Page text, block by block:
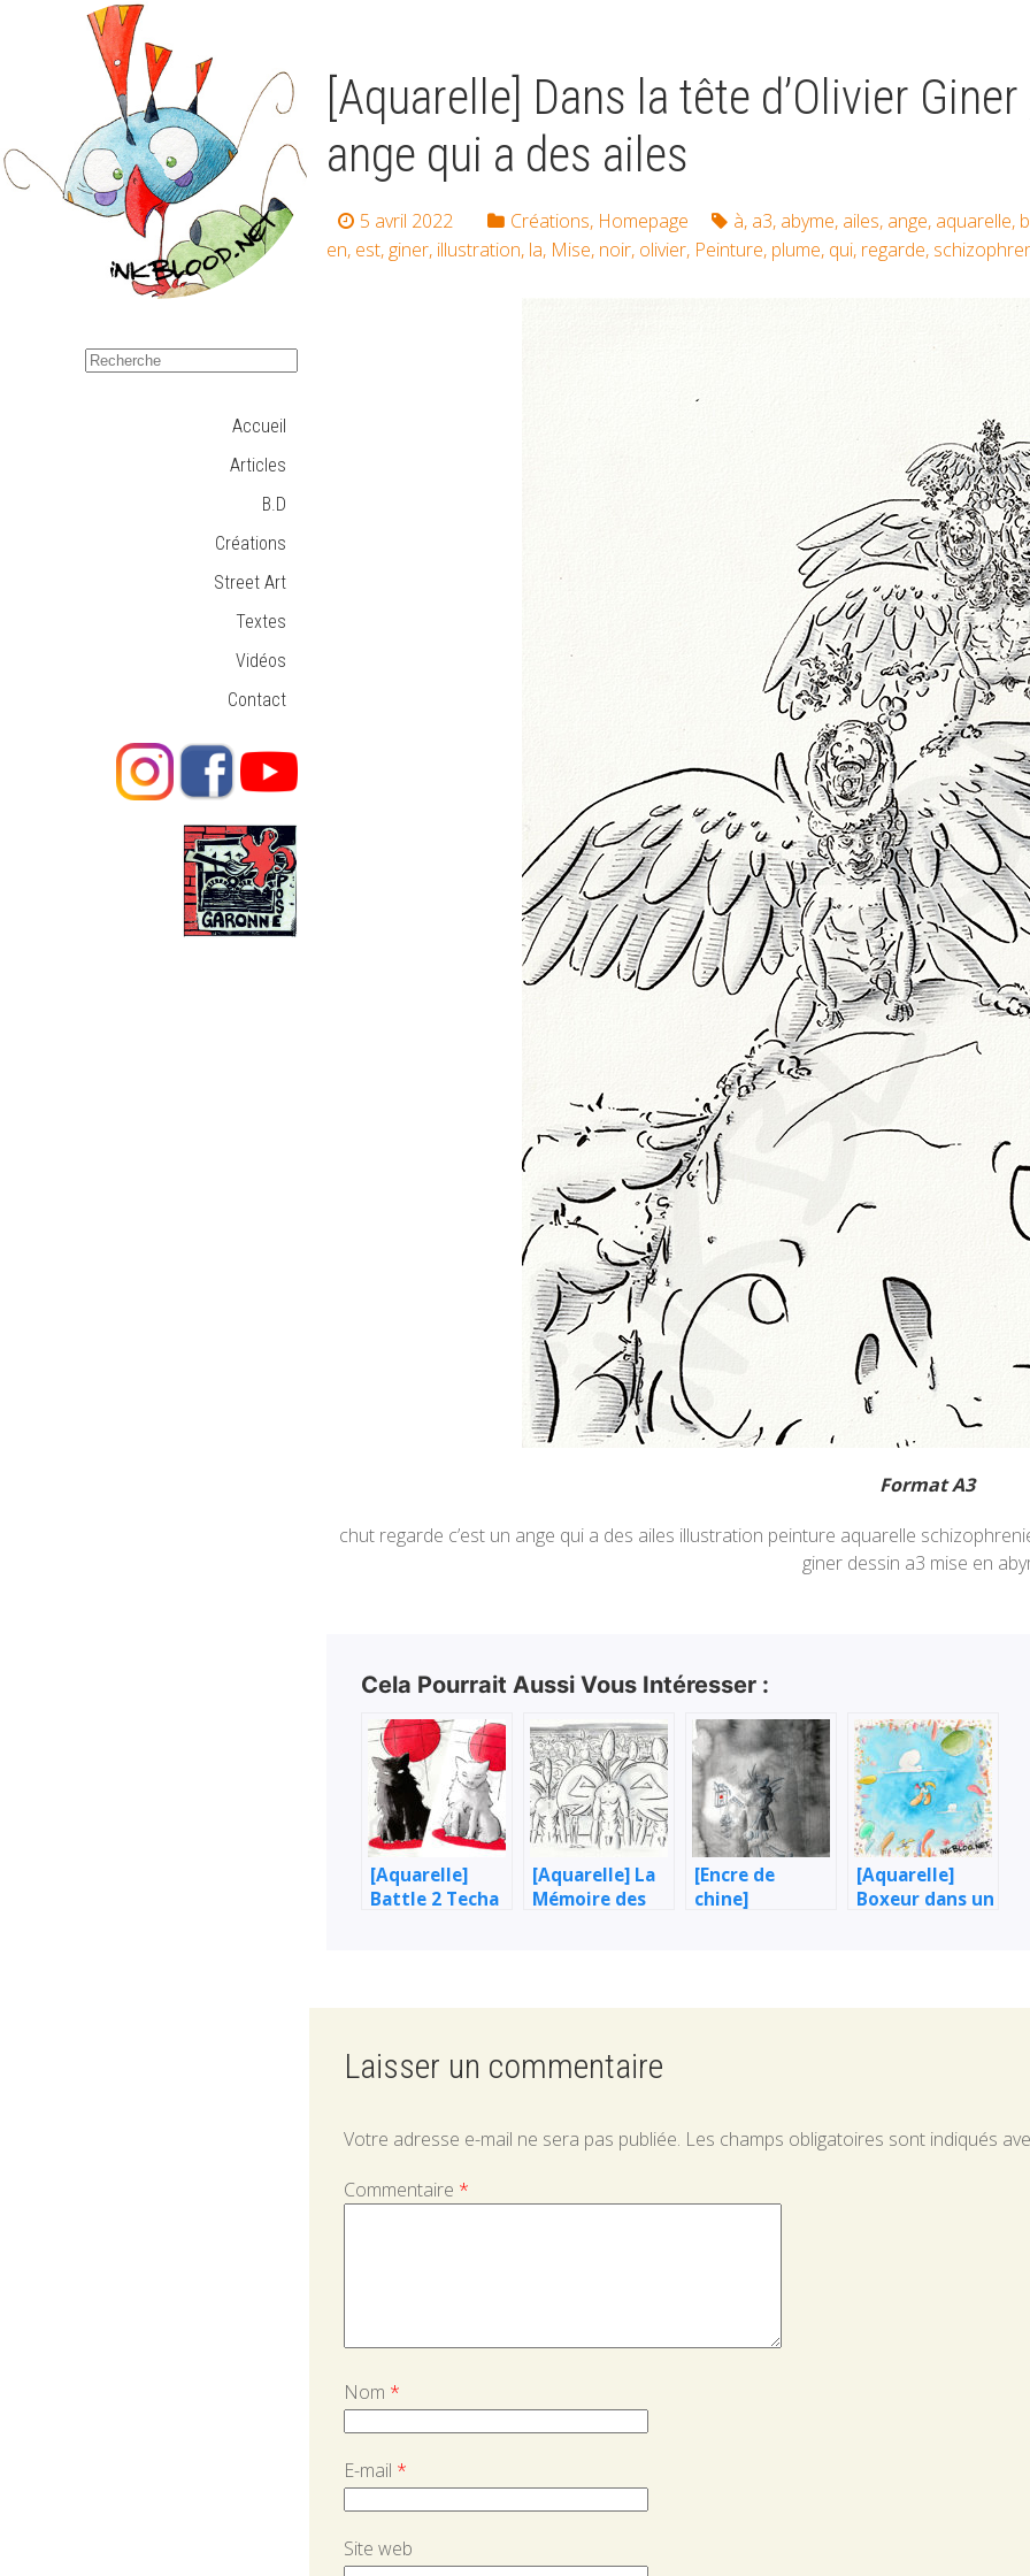
Accueil
Articles
B.D
Créations
Street Art
Textes
Vidéos
Contact
[Aquarelle] Dans la tête d’Olivier
ange qui a des ailes
5 avril 2022 Créations, Homepage à, a3, abyme, ailes, ange, aquarelle,
en, est, giner, illustration, la, Mise, noir, olivier, Peinture, plume, qui, regarde,
Format A3
chut regarde c’est un ange qui a des ailes illustration peinture aquarelle
giner dessin a3 mise en
Cela Pourrait Aussi Vous Intéresser :
[Aquarelle]
Battle 2 Techa
[Aquarelle] La
Mémoire des
[Encre de
chine]
[Aquarelle]
Boxeur dans un
Laisser un commentaire
Votre adresse e-mail ne sera pas publiée. Les champs obligatoires sont indiqués
Commentaire *
Nom *
E-mail *
Site web